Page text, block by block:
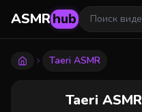
ASMRhub
Taеri ASMR
Taеri ASMR